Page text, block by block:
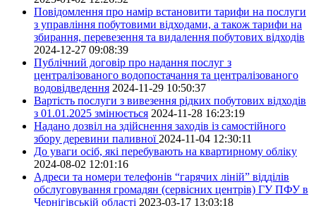
Повідомлення про намір встановити тарифи на послуги
з управління побутовими відходами, а також тарифи на
збирання, перевезення та видалення побутових відходів
2024-12-27 09:08:39
Публічний договір про надання послуг з
централізованого водопостачання та централізованого
водовідведення 2024-11-29 10:50:37
Вартість послуги з вивезення рідких побутових відходів
з 01.01.2025 змінюється 2024-11-28 16:23:19
Надано дозвіл на здійснення заходів із самостійного
збору деревини паливної 2024-11-04 12:30:11
До уваги осіб, які перебувають на квартирному обліку
2024-08-02 12:01:16
Адреси та номери телефонів “гарячих ліній” відділів
обслуговування громадян (сервісних центрів) ГУ ПФУ в
Чернігівській області 2023-03-17 13:03:18